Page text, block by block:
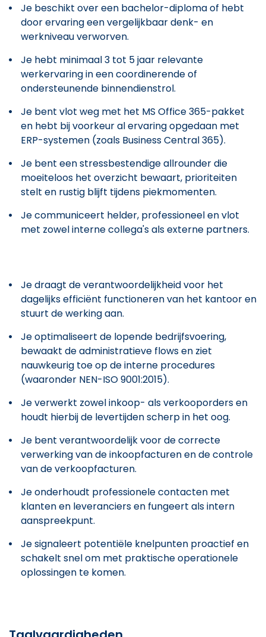
Je beschikt over een bachelor-diploma of hebt
door ervaring een vergelijkbaar denk- en
werkniveau verworven.
Je hebt minimaal 3 tot 5 jaar relevante
werkervaring in een coordinerende of
ondersteunende binnendienstrol.
Je bent vlot weg met het MS Office 365-pakket
en hebt bij voorkeur al ervaring opgedaan met
ERP-systemen (zoals Business Central 365).
Je bent een stressbestendige allrounder die
moeiteloos het overzicht bewaart, prioriteiten
stelt en rustig blijft tijdens piekmomenten.
Je communiceert helder, professioneel en vlot
met zowel interne collega's als externe partners.
Je draagt de verantwoordelijkheid voor het
dagelijks efficiënt functioneren van het kantoor en
stuurt de werking aan.
Je optimaliseert de lopende bedrijfsvoering,
bewaakt de administratieve flows en ziet
nauwkeurig toe op de interne procedures
(waaronder NEN-ISO 9001:2015).
Je verwerkt zowel inkoop- als verkooporders en
houdt hierbij de levertijden scherp in het oog.
Je bent verantwoordelijk voor de correcte
verwerking van de inkoopfacturen en de controle
van de verkoopfacturen.
Je onderhoudt professionele contacten met
klanten en leveranciers en fungeert als intern
aanspreekpunt.
Je signaleert potentiële knelpunten proactief en
schakelt snel om met praktische operationele
oplossingen te komen.